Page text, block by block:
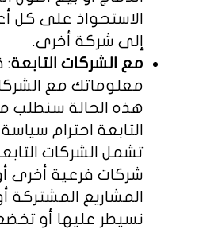
الاستحواذ على كل
إلى شركة أخرى.
مع الشركات التابعة:
معلوماتك مع
هذه الحالة سنطلب
التابعة احترام
تشمل الشركات
شركات فرعية أخرى
المشاريع المشتركة
نسيطر عليها أو